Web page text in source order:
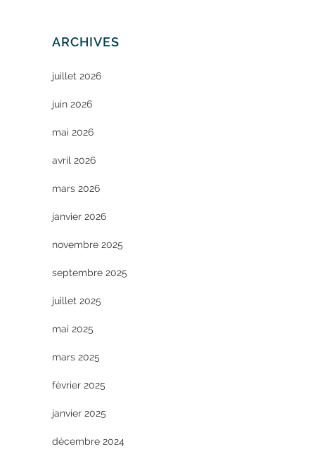
ARCHIVES
juillet 2026
juin 2026
mai 2026
avril 2026
mars 2026
janvier 2026
novembre 2025
septembre 2025
juillet 2025
mai 2025
mars 2025
février 2025
janvier 2025
décembre 2024